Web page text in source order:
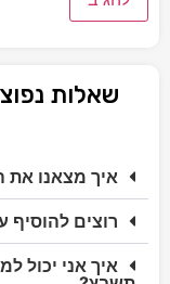
שאלות
איך מצאנו את
רוצים להוסיף
איך אני יכול